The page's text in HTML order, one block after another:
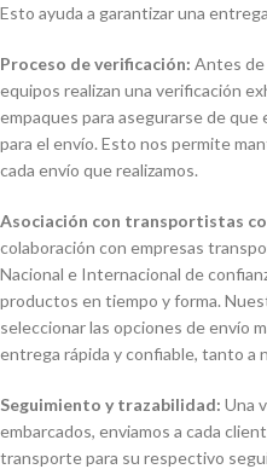
Esto ayuda a garantizar una
Proceso de verificación: Antes de
equipos realizan una verificación
empaques para asegurarse de
para el envío. Esto nos permite
cada envío que realizamos.
Asociación con transportistas
colaboración con empresas
Nacional e Internacional de
productos en tiempo y forma.
seleccionar las opciones de envío
entrega rápida y confiable, tanto a
Seguimiento y trazabilidad: Una
embarcados, enviamos a cada
transporte para su respectivo